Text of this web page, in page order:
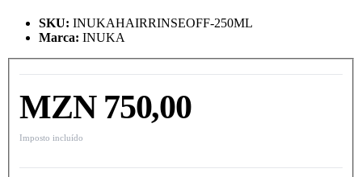
SKU: INUKAHAIRRINSEOFF-250ML
Marca: INUKA
MZN 750,00
Imposto incluído